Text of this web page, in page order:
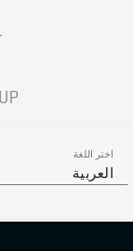
اختر اللغة
العربية